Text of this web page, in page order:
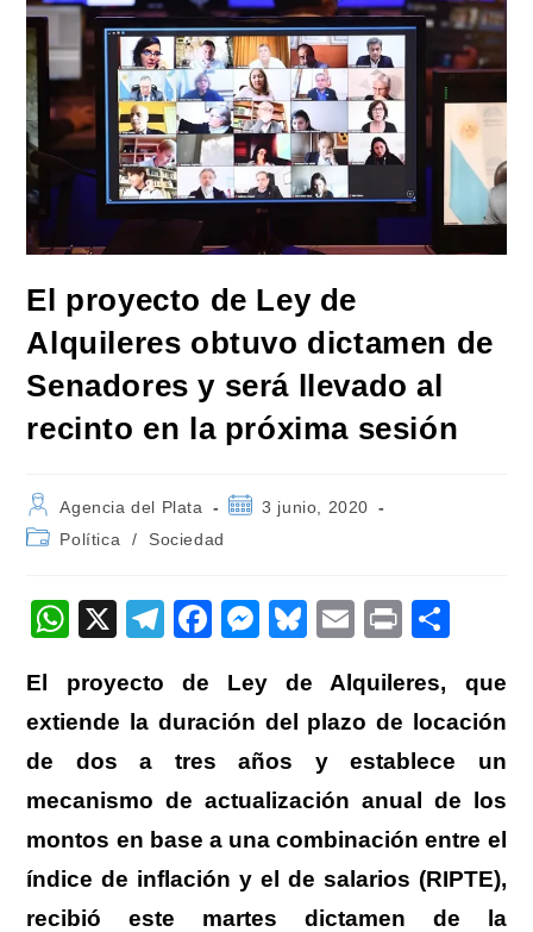
El proyecto de Ley de
Alquileres obtuvo dictamen de
Senadores y será llevado al
recinto en la próxima sesión
Autor
de
la
Agencia del Plata
Publicación
3 junio, 2020
Categoría
entrada:
Política / Sociedad
W
at
s
A
p
p
X
T
e
gr
a
m
F
c
e
b
o
o
k
M
ss
e
n
g
er
Bl
e
sk
y
E
ail
Pr
t
m
p
ar
tir
El proyecto de Ley de Alquileres, que
extiende la duración del plazo de locación
de dos a tres años y establece un
mecanismo de actualización anual de los
montos en base a una combinación entre el
índice de inflación y el de salarios (RIPTE),
recibió este martes dictamen de la